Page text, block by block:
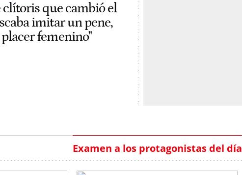
clítoris que cambió el
imitar un pene,
femenino"
Examen a los protagonistas del día